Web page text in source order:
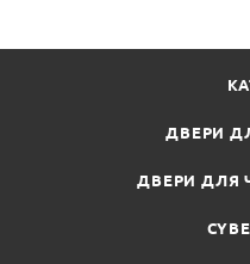
ДВЕРИ
ДВЕРИ ДЛЯ